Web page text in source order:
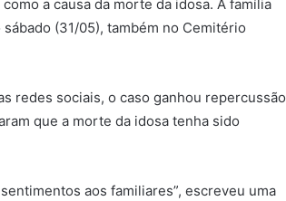
a causa da morte da idosa. A família
(31/05), também no Cemitério
redes sociais, o caso ganhou repercussão
que a morte da idosa tenha sido
aos familiares”, escreveu uma